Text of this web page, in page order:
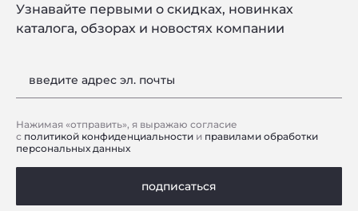
Узнавайте первыми о скидках, новинках
каталога, обзорах и новостях компании
введите адрес эл. почты
Нажимая «отправить», я выражаю согласие
с политикой конфиденциальности и правилами обработки
персональных данных
подписаться